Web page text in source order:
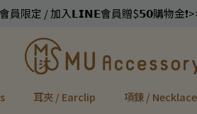
員限定 / 加入𝗟𝗜𝗡𝗘會員贈$𝟱𝟬購物金
耳夾 / Earclip 項鍊 /